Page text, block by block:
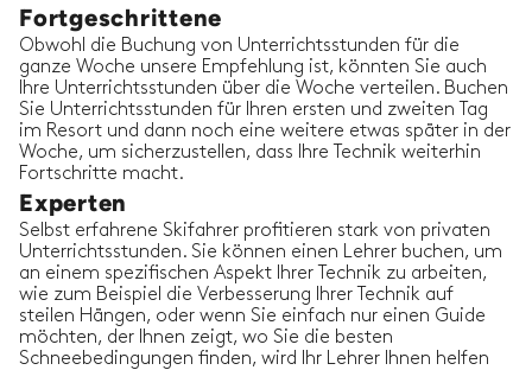
Fortgeschrittene
Obwohl die Buchung von Unterrichtsstunden für die
ganze Woche unsere Empfehlung ist, könnten Sie auch
Ihre Unterrichtsstunden über die Woche verteilen. Buchen
Sie Unterrichtsstunden für Ihren ersten und zweiten Tag
im Resort und dann noch eine weitere etwas später in der
Woche, um sicherzustellen, dass Ihre Technik weiterhin
Fortschritte macht.
Experten
Selbst erfahrene Skifahrer profitieren stark von privaten
Unterrichtsstunden. Sie können einen Lehrer buchen, um
an einem spezifischen Aspekt Ihrer Technik zu arbeiten,
wie zum Beispiel die Verbesserung Ihrer Technik auf
steilen Hängen, oder wenn Sie einfach nur einen Guide
möchten, der Ihnen zeigt, wo Sie die besten
Schneebedingungen finden, wird Ihr Lehrer Ihnen helfen